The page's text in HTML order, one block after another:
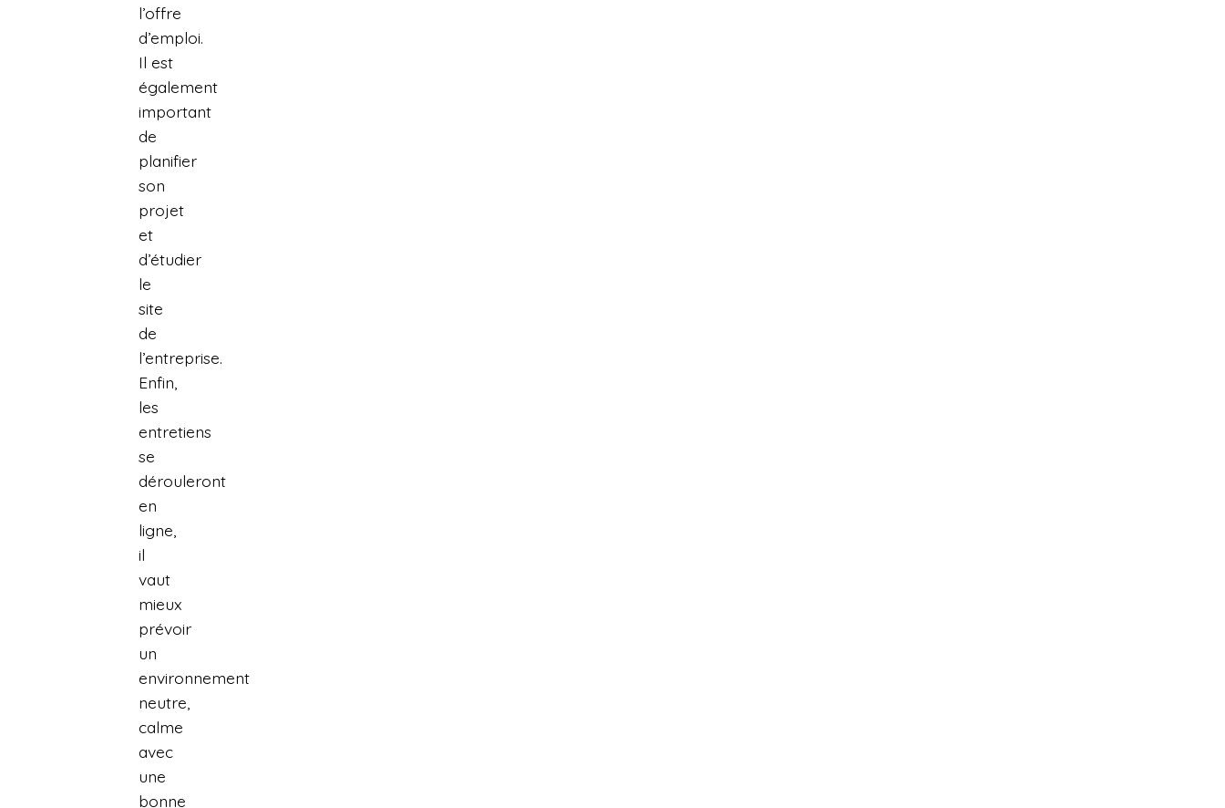
l’offre
d’emploi.
Il est
également
important
de
planifier
son
projet
et
d’étudier
le
site
de
l’entreprise.
Enfin,
les
entretiens
se
dérouleront
en
ligne,
il
vaut
mieux
prévoir
un
environnement
neutre,
calme
avec
une
bonne